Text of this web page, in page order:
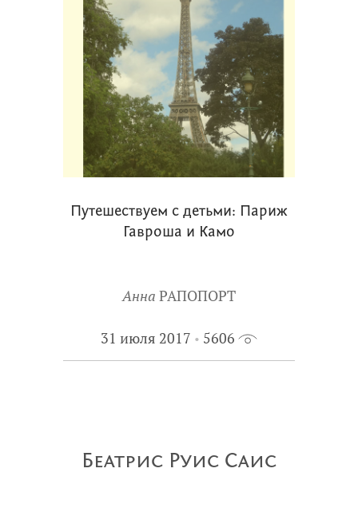
Путешествуем с детьми: Париж
Гавроша и Камо
Анна РАПОПОРТ
31 июля 2017 5606
Беатрис Руис Саис